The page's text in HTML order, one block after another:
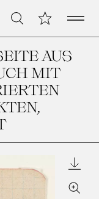
Suche Meine Open
AUS
MIT
,
Zoom